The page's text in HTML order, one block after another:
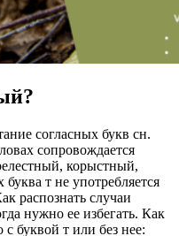
согласных букв сн.
сопровождается
корыстный,
т не употребляется
распознать случаи
нужно ее избегать. Как
буквой т или без нее: